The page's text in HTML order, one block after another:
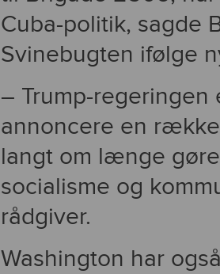
Cuba-politik, sagde
Svinebugten ifølge
– Trump-
annoncere en
langt om længe
socialisme og
rådgiver.
Washington har